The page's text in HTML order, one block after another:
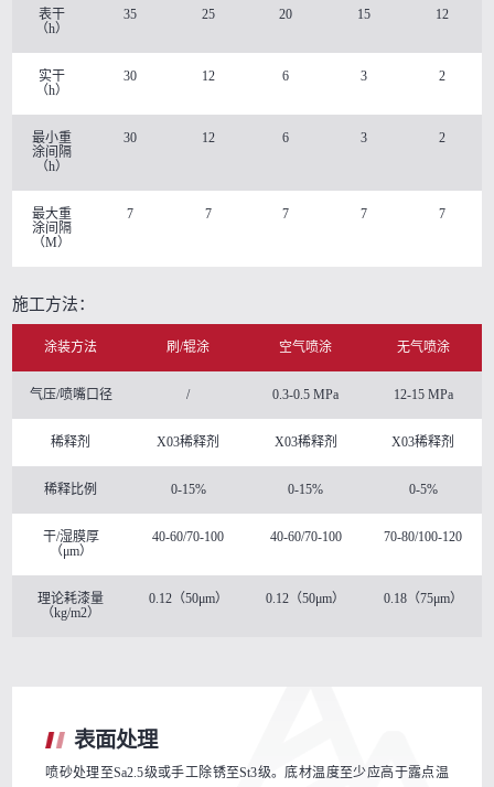
表干
（h）
35 25 20 15 12
实干
（h）
30 12 6 3 2
最小重
涂间隔
（h）
30 12 6 3 2
最大重
涂间隔
（M）
7 7 7 7 7
施工方法：
涂装方法 刷/辊涂 空气喷涂 无气喷涂
气压/喷嘴口径 / 0.3-0.5 MPa 12-15 MPa
稀释剂 X03稀释剂 X03稀释剂 X03稀释剂
稀释比例 0-15% 0-15% 0-5%
干/湿膜厚
（μm）
40-60/70-100 40-60/70-100 70-80/100-120
理论耗漆量
（kg/m2）
0.12（50μm） 0.12（50μm） 0.18（75μm）
表面处理
喷砂处理至Sa2.5级或手工除锈至St3级。底材温度至少应高于露点温